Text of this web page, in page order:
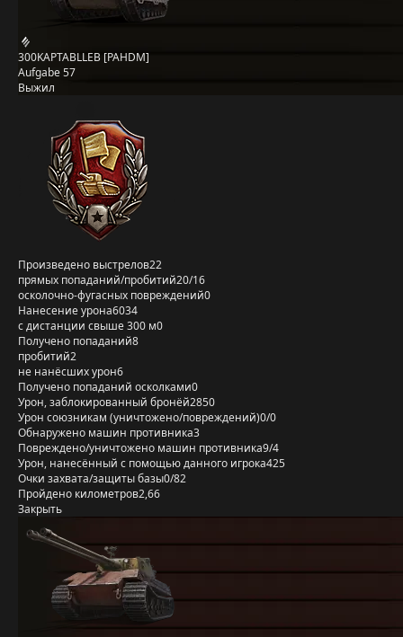
300KAPTABLLEB [PAHDM]
Aufgabe 57
Выжил
Произведено выстрелов22
прямых попаданий/пробитий20/16
осколочно-фугасных повреждений0
Нанесение урона6034
с дистанции свыше 300 м0
Получено попаданий8
пробитий2
не нанёсших урон6
Получено попаданий осколками0
Урон, заблокированный бронёй2850
Урон союзникам (уничтожено/повреждений)0/0
Обнаружено машин противника3
Повреждено/уничтожено машин противника9/4
Урон, нанесённый с помощью данного игрока425
Очки захвата/защиты базы0/82
Пройдено километров2,66
Закрыть